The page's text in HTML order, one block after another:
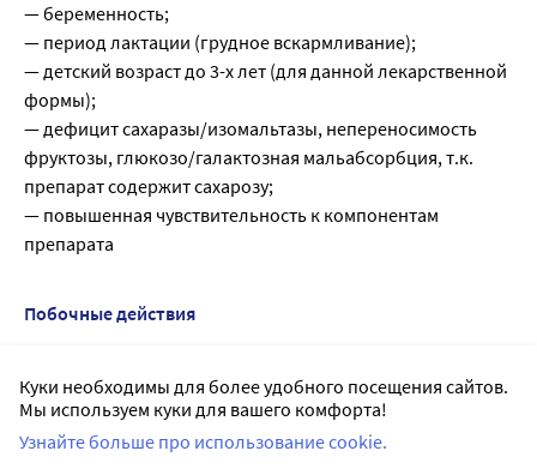
— беременность;
— период лактации (грудное вскармливание);
— детский возраст до 3-х лет (для данной лекарственной
формы);
— дефицит сахаразы/изомальтазы, непереносимость
фруктозы, глюкозо/галактозная мальабсорбция, т.к.
препарат содержит сахарозу;
— повышенная чувствительность к компонентам
препарата
Побочные действия
слизистой оболочки полости рта, тошнота, рвота.
Со стороны ЦНС: сонливость, головная боль.
Прочие: аллергические реакции.
Куки необходимы для более удобного посещения сайтов.
Мы используем куки для вашего комфорта!
Узнайте больше про использование cookie.